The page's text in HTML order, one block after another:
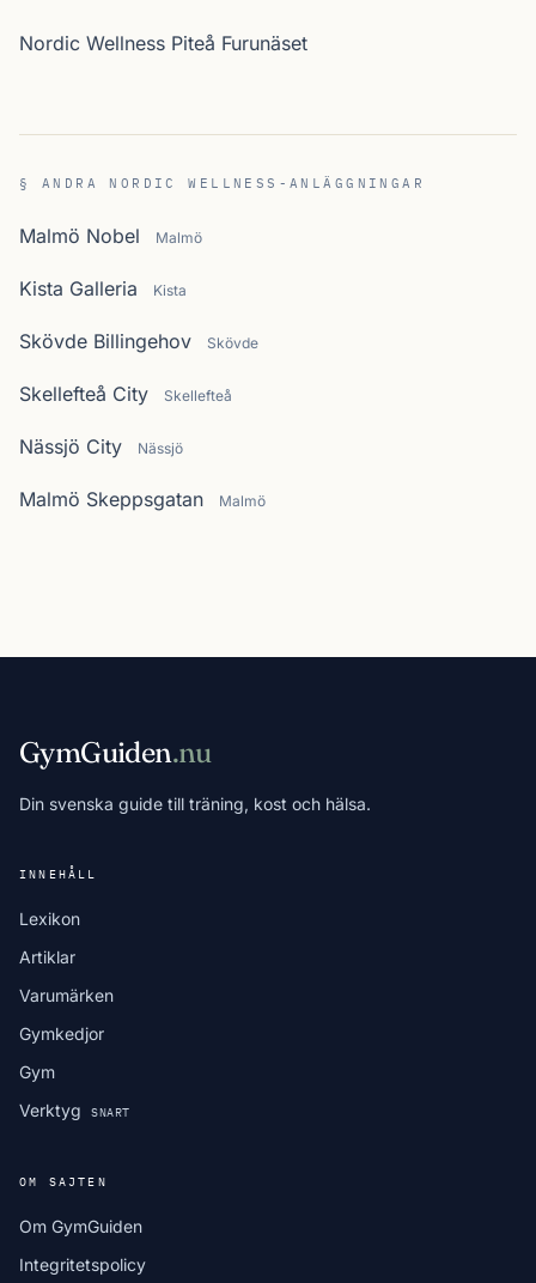
Nordic Wellness Piteå Furunäset
§ ANDRA NORDIC WELLNESS-ANLÄGGNINGAR
Malmö Nobel Malmö
Kista Galleria Kista
Skövde Billingehov Skövde
Skellefteå City Skellefteå
Nässjö City Nässjö
Malmö Skeppsgatan Malmö
GymGuiden.nu
Din svenska guide till träning, kost och hälsa.
INNEHÅLL
Lexikon
Artiklar
Varumärken
Gymkedjor
Gym
Verktyg
SNART
OM SAJTEN
Om GymGuiden
Integritetspolicy